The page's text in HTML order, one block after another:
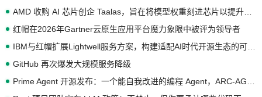
红帽在2026年Gartner云原生应用平台魔力象限中被评为领导者
GitHub 再次爆发大规模服务降级